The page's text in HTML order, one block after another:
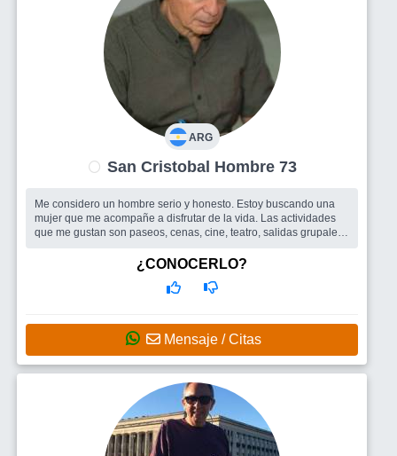
ARG
San Cristobal Hombre 73
Me considero un hombre serio y honesto. Estoy buscando una
mujer que me acompañe a disfrutar de la vida. Las actividades
que me gustan son paseos, cenas, cine, teatro, salidas grupales.
Amigos para salir, una mujer
¿CONOCERLO?
Mensaje / Citas